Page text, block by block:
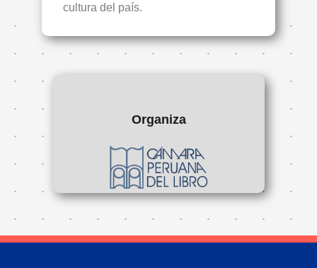
cultura del país.
Organiza